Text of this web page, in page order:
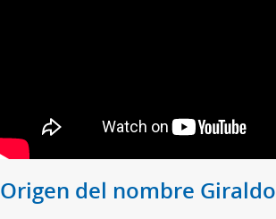
Origen del nombre Giraldo